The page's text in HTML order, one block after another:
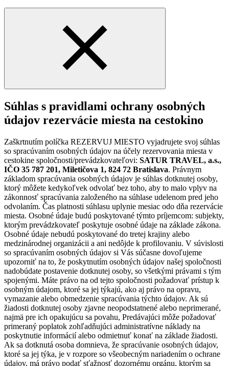
Súhlas s pravidlami ochrany osobných
údajov rezervácie miesta na cestokino
Zaškrtnutím políčka REZERVUJ MIESTO vyjadrujete svoj súhlas
so spracúvaním osobných údajov na účely rezervovania miesta v
cestokine spoločnosti/prevádzkovateľovi: SATUR TRAVEL, a.s.,
IČO 35 787 201, Miletičova 1, 824 72 Bratislava. Právnym
základom spracúvania osobných údajov je súhlas dotknutej osoby,
ktorý môžete kedykoľvek odvolať bez toho, aby to malo vplyv na
zákonnosť spracúvania založeného na súhlase udelenom pred jeho
odvolaním. Čas platnosti súhlasu uplynie mesiac odo dňa rezervácie
miesta. Osobné údaje budú poskytované týmto príjemcom: subjekty,
ktorým prevádzkovateľ poskytuje osobné údaje na základe zákona.
Osobné údaje nebudú poskytované do tretej krajiny alebo
medzinárodnej organizácii a ani nedôjde k profilovaniu. V súvislosti
so spracúvaním osobných údajov si Vás súčasne dovoľujeme
upozorniť na to, že poskytnutím osobných údajov našej spoločnosti
nadobúdate postavenie dotknutej osoby, so všetkými právami s tým
spojenými. Máte právo na od tejto spoločnosti požadovať prístup k
osobným údajom, ktoré sa jej týkajú, ako aj právo na opravu,
vymazanie alebo obmedzenie spracúvania týchto údajov. Ak sú
žiadosti dotknutej osoby zjavne neopodstatnené alebo neprimerané,
najmä pre ich opakujúcu sa povahu, Predávajúci môže požadovať
primeraný poplatok zohľadňujúci administratívne náklady na
poskytnutie informácií alebo odmietnuť konať na základe žiadosti.
Ak sa dotknutá osoba domnieva, že spracúvanie osobných údajov,
ktoré sa jej týka, je v rozpore so všeobecným nariadením o ochrane
údajov, má právo podať sťažnosť dozornému orgánu, ktorým sa